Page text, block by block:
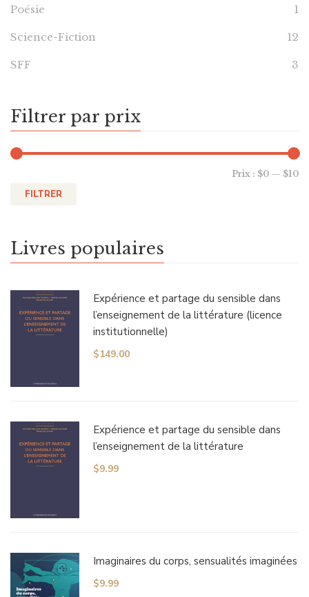
Poésie 1
Science-Fiction 12
SFF 3
Filtrer par prix
FILTRER
Prix : $0 — $10
Livres populaires
Expérience et partage du sensible dans
l’enseignement de la littérature (licence
institutionnelle)
$149.00
Expérience et partage du sensible dans
l’enseignement de la littérature
$9.99
Imaginaires du corps, sensualités imaginées
$9.99